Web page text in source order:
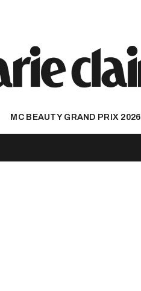
MC BEAUTY GRAND PRIX 2026